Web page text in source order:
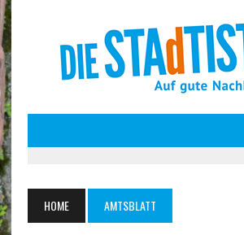
HOME AMTSBLATT